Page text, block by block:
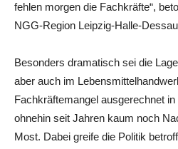
fehlen morgen die Fachkräfte“,
NGG-Region Leipzig-Halle-
Besonders dramatisch sei die
aber auch im
Fachkräftemangel ausgerechnet
ohnehin seit Jahren kaum noch
Most. Dabei greife die Politik